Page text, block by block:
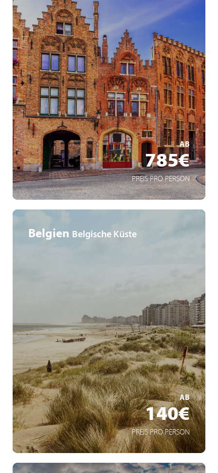
AB
785€
PREIS PRO PERSON
Stadtführung in Brügge
Möglichkeit eines Ausflugs nach Antwerpen oder
Ostende
MEHR ERFAHREN
Belgien Belgische Küste
AB
140€
PREIS PRO PERSON
Buspendel an die Küste
4 Tage Kurzreise
Cadzand-Bad - Knokke - Blankenberge - De Haan -
Ostende - De Panne/Nieuwpoort
MEHR ERFAHREN